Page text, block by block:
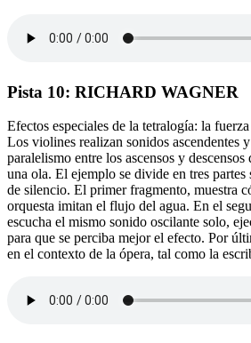
Pista 10: RICHARD WAGNER
Efectos especiales de la tetralogía: la
Los violines realizan sonidos ascendentes
paralelismo entre los ascensos y
una ola. El ejemplo se divide en tres partes
de silencio. El primer fragmento, muestra
orquesta imitan el flujo del agua. En el
escucha el mismo sonido oscilante solo,
para que se perciba mejor el efecto. Por
en el contexto de la ópera, tal como la